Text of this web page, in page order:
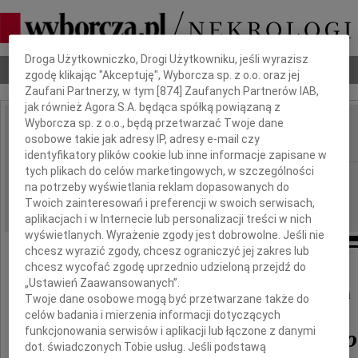
Nekrologi Odeszli Poradnik pogrzebowy
IMIĘ I NAZWISKO: Andrzej Żarecki
REGION: Łódź
DATA EMISJI: 07.02.2014
Smutkiem napełniła nas wiadomość o śmierci
Andrzeja Żarneckiego
Dbamy o Twoją prywatność
Droga Użytkowniczko, Drogi Użytkowniku, jeśli wyrazisz
zgodę klikając "Akceptuję", Wyborcza sp. z o.o. oraz jej
Zaufani Partnerzy, w tym [874 ] Zaufanych Partnerów IAB,
jak również Agora S.A. będąca spółką powiązaną z
Wyborcza sp. z o.o., będą przetwarzać Twoje dane
osobowe takie jak adresy IP, adresy e-mail czy
identyfikatory plików cookie lub inne informacje zapisane w
tych plikach do celów marketingowych, w szczególności
na potrzeby wyświetlania reklam dopasowanych do
Twoich zainteresowań i preferencji w swoich serwisach,
aplikacjach i w Internecie lub personalizacji treści w nich
wyświetlanych. Wyrażenie zgody jest dobrowolne. Jeśli nie
chcesz wyrazić zgody, chcesz ograniczyć jej zakres lub
chcesz wycofać zgodę uprzednio udzieloną przejdź do
„Ustawień Zaawansowanych”.
Twoje dane osobowe mogą być przetwarzane także do
celów badania i mierzenia informacji dotyczących
funkcjonowania serwisów i aplikacji lub łączone z danymi
dot. świadczonych Tobie usług. Jeśli podstawą